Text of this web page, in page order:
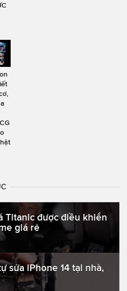
Titanic được điều khiển
giá rẻ
sửa iPhone 14 tại nhà,